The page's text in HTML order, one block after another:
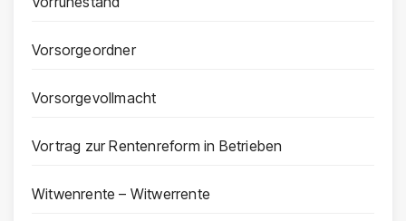
Vorsorgeordner
Vorsorgevollmacht
Vortrag zur Rentenreform in Betrieben
Witwenrente – Witwerrente